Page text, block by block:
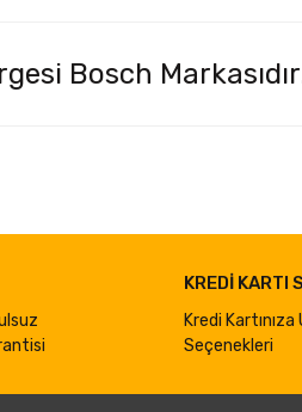
Bosch
KREDİ KARTI
Kredi
Seçenekleri